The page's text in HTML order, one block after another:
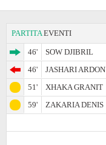
PARTITA EVENTI
46'
SOW DJIBRIL
46'
JASHARI ARDON
51'
XHAKA GRANIT
59'
ZAKARIA DENIS